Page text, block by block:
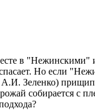
в
спасает. Но если
Зеленко)
собирается с